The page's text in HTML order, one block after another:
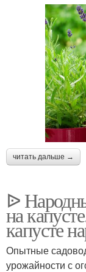
читать дальше →
ᐉ
на
капусте
Опытные
урожайности с